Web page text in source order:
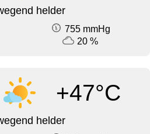
helder
755 mmHg
20 %
+47°C
helder